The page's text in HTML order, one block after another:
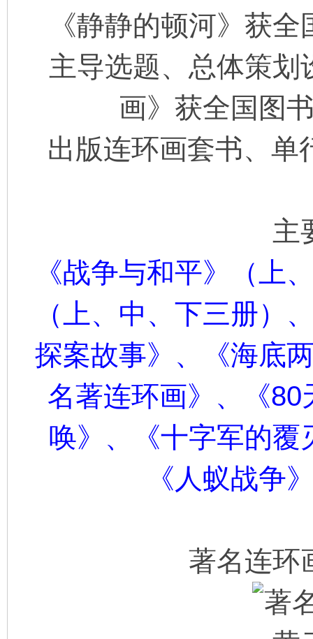
《静静的顿河》获
主导选题、总体策
画》获全国图
出版连环画套书、单
主
《战争与和平》（上
（上、中、下三册）
探案故事》、《海底
名著连环画》、《
唤》、《十字军的覆
《人蚁战争
著名连环